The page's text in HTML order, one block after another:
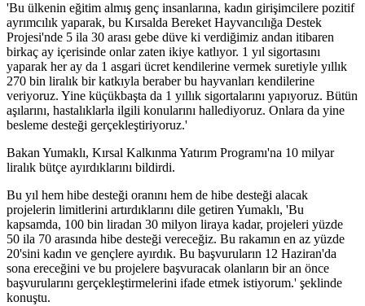
'Bu ülkenin eğitim almış genç insanlarına, kadın girişimcilere pozitif
ayrımcılık yaparak, bu Kırsalda Bereket Hayvancılığa Destek
Projesi'nde 5 ila 30 arası gebe düve ki verdiğimiz andan itibaren
birkaç ay içerisinde onlar zaten ikiye katlıyor. 1 yıl sigortasını
yaparak her ay da 1 asgari ücret kendilerine vermek suretiyle yıllık
270 bin liralık bir katkıyla beraber bu hayvanları kendilerine
veriyoruz. Yine küçükbaşta da 1 yıllık sigortalarını yapıyoruz. Bütün
aşılarını, hastalıklarla ilgili konularını hallediyoruz. Onlara da yine
besleme desteği gerçekleştiriyoruz.'
Bakan Yumaklı, Kırsal Kalkınma Yatırım Programı'na 10 milyar
liralık bütçe ayırdıklarını bildirdi.
Bu yıl hem hibe desteği oranını hem de hibe desteği alacak
projelerin limitlerini artırdıklarını dile getiren Yumaklı, 'Bu
kapsamda, 100 bin liradan 30 milyon liraya kadar, projeleri yüzde
50 ila 70 arasında hibe desteği vereceğiz. Bu rakamın en az yüzde
20'sini kadın ve gençlere ayırdık. Bu başvuruların 12 Haziran'da
sona ereceğini ve bu projelere başvuracak olanların bir an önce
başvurularını gerçekleştirmelerini ifade etmek istiyorum.' şeklinde
konuştu.